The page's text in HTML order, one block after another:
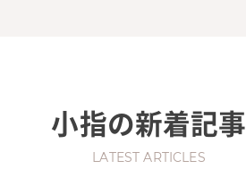
小指の新着記事
LATEST ARTICLES